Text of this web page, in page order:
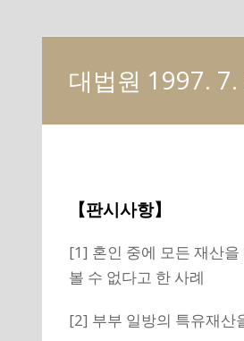
대법원 1997.
【판시사항】
[1] 혼인 중에 모든 재산
볼 수 없다고 한 사례
[2] 부부 일방의 특유재산